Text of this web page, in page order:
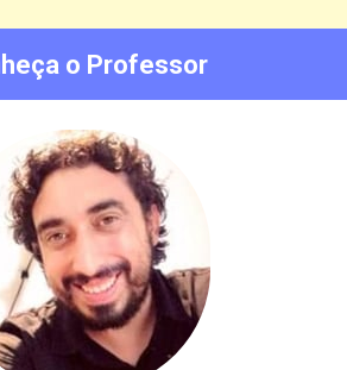
o Professor